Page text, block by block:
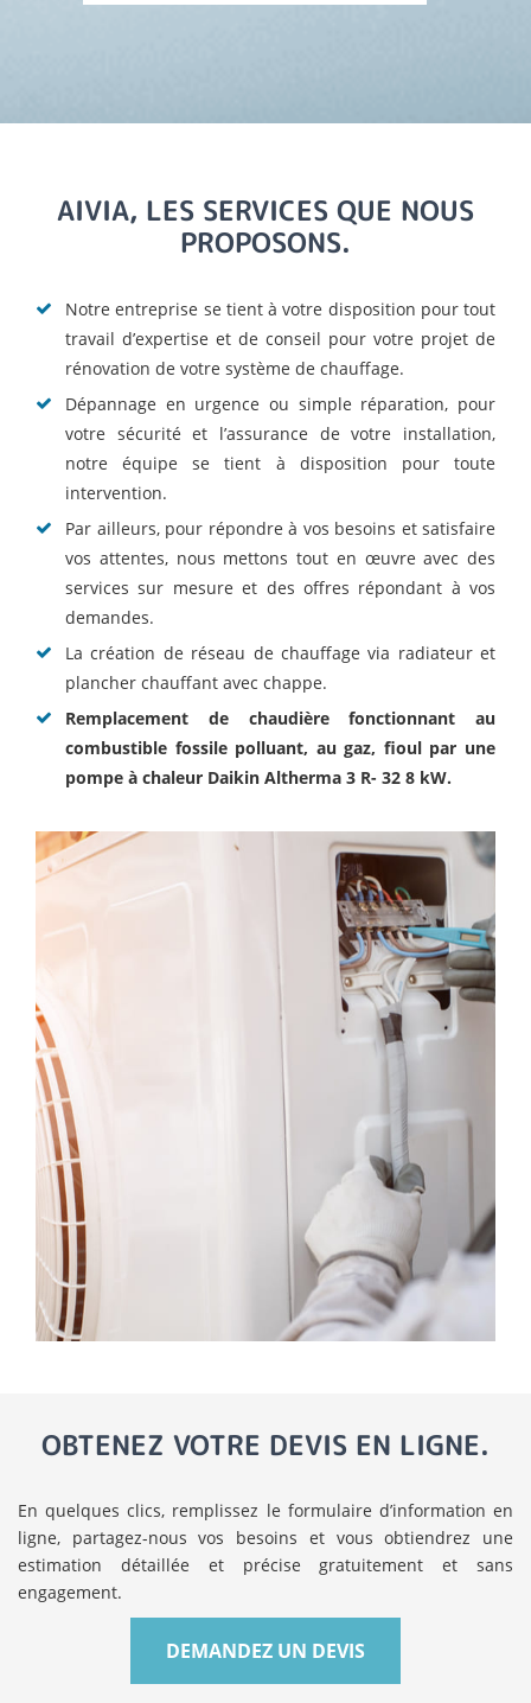
AIVIA, LES SERVICES QUE NOUS
PROPOSONS.
Notre entreprise se tient à votre disposition pour tout
travail d’expertise et de conseil pour votre projet de
rénovation de votre système de chauffage.
Dépannage en urgence ou simple réparation, pour
votre sécurité et l’assurance de votre installation,
notre équipe se tient à disposition pour toute
intervention.
Par ailleurs, pour répondre à vos besoins et satisfaire
vos attentes, nous mettons tout en œuvre avec des
services sur mesure et des offres répondant à vos
demandes.
La création de réseau de chauffage via radiateur et
plancher chauffant avec chappe.
Remplacement de chaudière fonctionnant au
combustible fossile polluant, au gaz, fioul par une
pompe à chaleur Daikin Altherma 3 R- 32 8 kW.
OBTENEZ VOTRE DEVIS EN LIGNE.
En quelques clics, remplissez le formulaire d’information en
ligne, partagez-nous vos besoins et vous obtiendrez une
estimation détaillée et précise gratuitement et sans
engagement.
DEMANDEZ UN DEVIS